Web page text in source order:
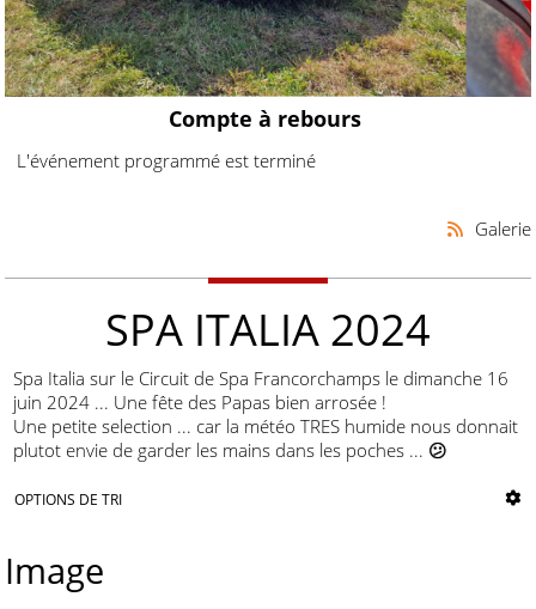
Compte à rebours
L'événement programmé est terminé
Galerie
SPA ITALIA 2024
Spa Italia sur le Circuit de Spa Francorchamps le dimanche 16
juin 2024 ... Une fête des Papas bien arrosée !
Une petite selection ... car la météo TRES humide nous donnait
plutot envie de garder les mains dans les poches ... 😕
OPTIONS DE TRI
Image